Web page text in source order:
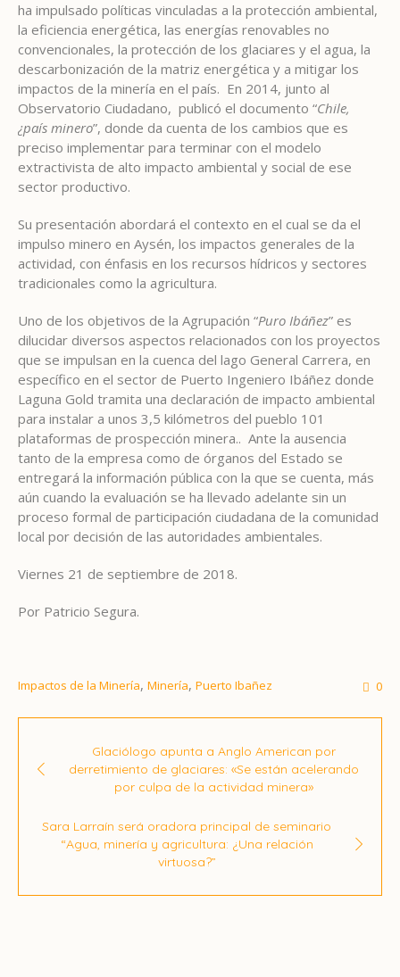
ha impulsado políticas vinculadas a la protección ambiental,
la eficiencia energética, las energías renovables no
convencionales, la protección de los glaciares y el agua, la
descarbonización de la matriz energética y a mitigar los
impactos de la minería en el país. En 2014, junto al
Observatorio Ciudadano, publicó el documento “Chile,
¿país minero”, donde da cuenta de los cambios que es
preciso implementar para terminar con el modelo
extractivista de alto impacto ambiental y social de ese
sector productivo.
Su presentación abordará el contexto en el cual se da el
impulso minero en Aysén, los impactos generales de la
actividad, con énfasis en los recursos hídricos y sectores
tradicionales como la agricultura.
Uno de los objetivos de la Agrupación “Puro Ibáñez” es
dilucidar diversos aspectos relacionados con los proyectos
que se impulsan en la cuenca del lago General Carrera, en
específico en el sector de Puerto Ingeniero Ibáñez donde
Laguna Gold tramita una declaración de impacto ambiental
para instalar a unos 3,5 kilómetros del pueblo 101
plataformas de prospección minera.. Ante la ausencia
tanto de la empresa como de órganos del Estado se
entregará la información pública con la que se cuenta, más
aún cuando la evaluación se ha llevado adelante sin un
proceso formal de participación ciudadana de la comunidad
local por decisión de las autoridades ambientales.
Viernes 21 de septiembre de 2018.
Por Patricio Segura.
Impactos de la Minería, Minería, Puerto Ibañez 0
Glaciólogo apunta a Anglo American por
derretimiento de glaciares: «Se están acelerando
por culpa de la actividad minera»
Sara Larraín será oradora principal de seminario
“Agua, minería y agricultura: ¿Una relación
virtuosa?”